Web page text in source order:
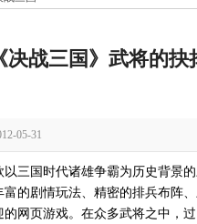
《决战三国》武将的抉
05-31
以三国时代诸雄争霸为历史背景
的剧情玩法、精密的排兵布阵
的网页游戏。在众多武将之中，
立即注册